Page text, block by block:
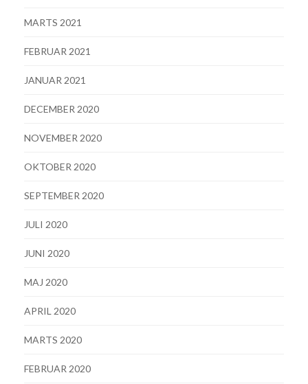
MARTS 2021
FEBRUAR 2021
JANUAR 2021
DECEMBER 2020
NOVEMBER 2020
OKTOBER 2020
SEPTEMBER 2020
JULI 2020
JUNI 2020
MAJ 2020
APRIL 2020
MARTS 2020
FEBRUAR 2020